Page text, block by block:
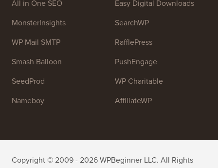
All in One SEO
MonsterInsights
WP Mail SMTP
Smash Balloon
SeedProd
Nameboy
Easy Digital Downloads
SearchWP
RafflePress
PushEngage
WP Charitable
AffiliateWP
Copyright © 2009 - 2026 WPBeginner LLC. All Rights